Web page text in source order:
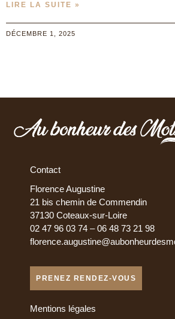
LIRE LA SUITE »
DÉCEMBRE 1, 2025
Contact
Florence Augustine
21 bis chemin de Commendin
37130 Coteaux-sur-Loire
02 47 96 03 74 – 06 48 73 21 98
PRENEZ RENDEZ-VOUS
Mentions légales